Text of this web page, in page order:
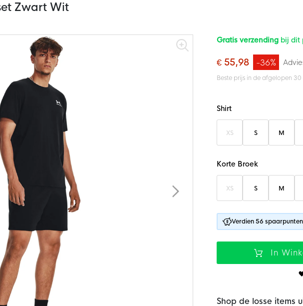
Zwart Wit
Gratis verzending bij dit
€ 55,98 -36%
Beste prijs in de afgelopen
Bundelopties
Shirt
XS S M
Korte Broek
XS S M
Verdien 56
In
Shop de losse items